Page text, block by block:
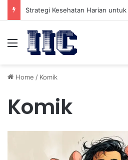
Menu
Home / Komik
Komik